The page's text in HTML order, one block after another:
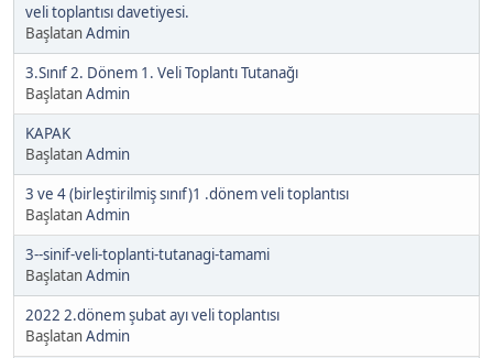
veli toplantısı davetiyesi.
BaşlatanAdmin
3.Sınıf 2. Dönem 1. Veli Toplantı Tutanağı
BaşlatanAdmin
KAPAK
BaşlatanAdmin
3 ve 4 (birleştirilmiş sınıf)1 .dönem veli toplantısı
BaşlatanAdmin
3--sinif-veli-toplanti-tutanagi-tamami
BaşlatanAdmin
2022 2.dönem şubat ayı veli toplantısı
BaşlatanAdmin